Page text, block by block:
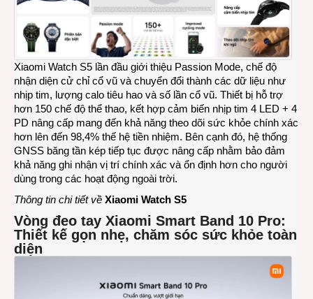
Xiaomi Watch S5 lần đầu giới thiệu Passion Mode, chế độ
nhận diện cử chỉ cổ vũ và chuyển đổi thành các dữ liệu như
nhịp tim, lượng calo tiêu hao và số lần cổ vũ. Thiết bị hỗ trợ
hơn 150 chế độ thể thao, kết hợp cảm biến nhịp tim 4 LED + 4
PD nâng cấp mang đến khả năng theo dõi sức khỏe chính xác
hơn lên đến 98,4% thế hệ tiền nhiệm. Bên cạnh đó, hệ thống
GNSS băng tần kép tiếp tục được nâng cấp nhằm bảo đảm
khả năng ghi nhận vị trí chính xác và ổn định hơn cho người
dùng trong các hoạt động ngoài trời.
Thông tin chi tiết về Xiaomi Watch S5
Vòng đeo tay Xiaomi Smart Band 10 Pro:
Thiết kế gọn nhẹ, chăm sóc sức khỏe toàn
diện